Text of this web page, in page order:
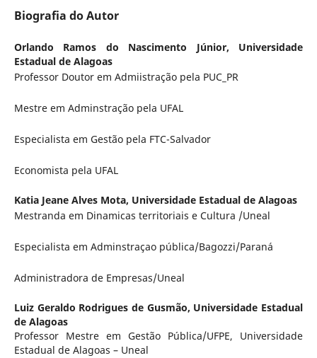
Biografia do Autor
Orlando Ramos do Nascimento Júnior, Universidade
Estadual de Alagoas
Professor Doutor em Admiistração pela PUC_PR
Mestre em Adminstração pela UFAL
Especialista em Gestão pela FTC-Salvador
Economista pela UFAL
Katia Jeane Alves Mota, Universidade Estadual de Alagoas
Mestranda em Dinamicas territoriais e Cultura /Uneal
Especialista em Adminstraçao pública/Bagozzi/Paraná
Administradora de Empresas/Uneal
Luiz Geraldo Rodrigues de Gusmão, Universidade Estadual
de Alagoas
Professor Mestre em Gestão Pública/UFPE, Universidade
Estadual de Alagoas – Uneal